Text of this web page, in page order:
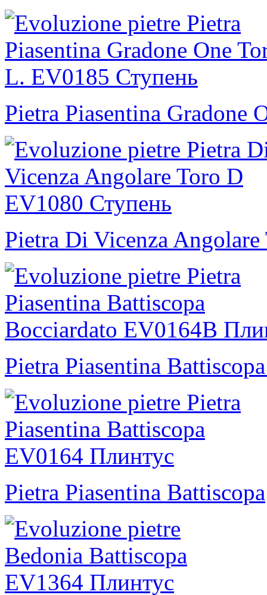
Pietra Piasentina Gradone
Pietra Di Vicenza
Pietra Piasentina
Pietra Piasentina Battiscopa